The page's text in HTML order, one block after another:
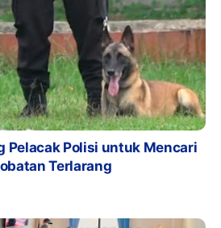
Pelacak Polisi untuk Mencari
Terlarang